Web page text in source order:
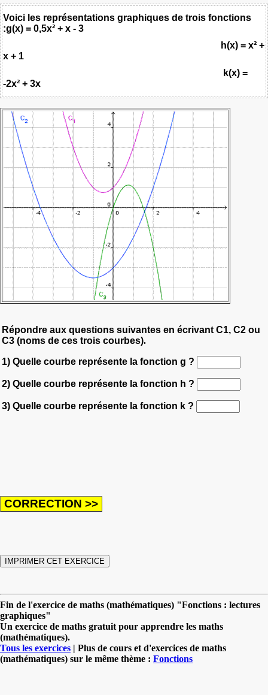
Voici les représentations graphiques de trois fonctions
:g(x) = 0,5x² + x - 3
h(x) = x² +
x + 1
k(x) =
-2x² + 3x
Répondre aux questions suivantes en écrivant C1, C2 ou
C3 (noms de ces trois courbes).
1) Quelle courbe représente la fonction g ?
2) Quelle courbe représente la fonction h ?
3) Quelle courbe représente la fonction k ?
Fin de l'exercice de maths (mathématiques) "Fonctions : lectures
graphiques"
Un exercice de maths gratuit pour apprendre les maths
(mathématiques).
Tous les exercices | Plus de cours et d'exercices de maths
(mathématiques) sur le même thème : Fonctions